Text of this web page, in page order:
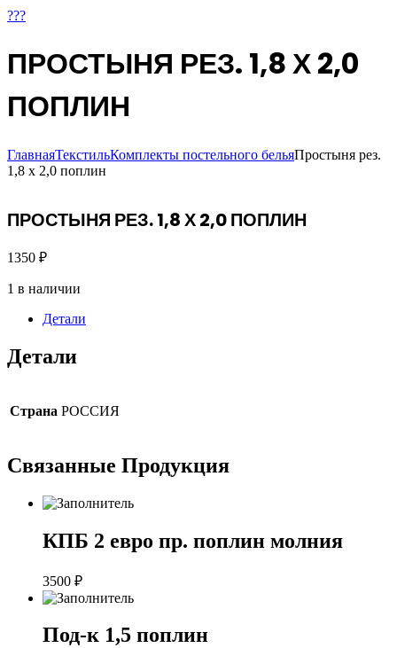
???
ПРОСТЫНЯ РЕЗ. 1,8 Х 2,0
ПОПЛИН
ГлавнаяТекстильКомплекты постельного бельяПростыня рез.
1,8 х 2,0 поплин
ПРОСТЫНЯ РЕЗ. 1,8 Х 2,0 ПОПЛИН
1350 ₽
1 в наличии
Детали
Детали
Страна РОССИЯ
Связанные Продукция
КПБ 2 евро пр. поплин молния
3500 ₽
Под-к 1,5 поплин